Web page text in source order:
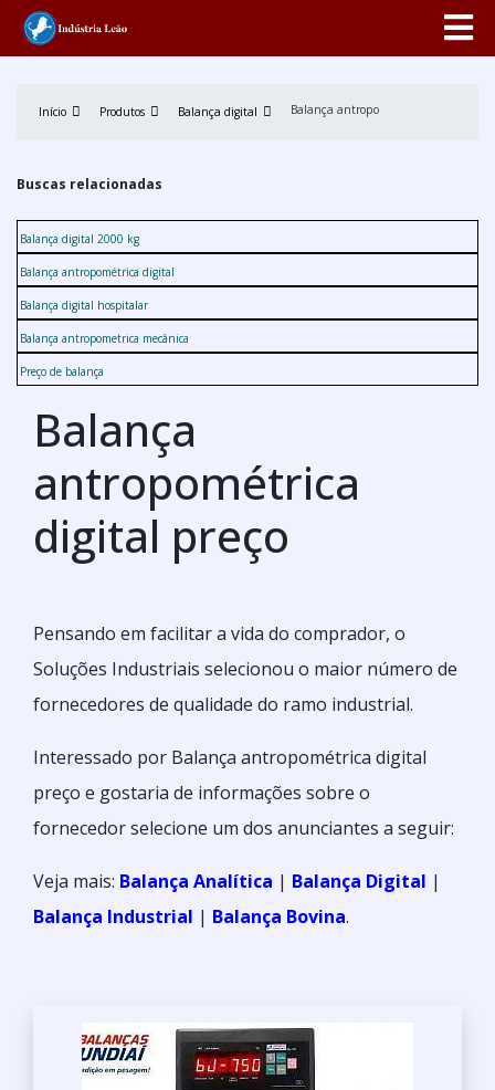
Início Produtos Balança digital Balança antropométrica digital preço
Buscas relacionadas
Balança digital 2000 kg
Balança antropométrica digital
Balança digital hospitalar
Balança antropometrica mecânica
Preço de balança
Balança
antropométrica
digital preço
Pensando em facilitar a vida do comprador, o
Soluções Industriais selecionou o maior número de
fornecedores de qualidade do ramo industrial.
Interessado por Balança antropométrica digital
preço e gostaria de informações sobre o
fornecedor selecione um dos anunciantes a seguir:
Veja mais: Balança Analítica | Balança Digital |
Balança Industrial | Balança Bovina.